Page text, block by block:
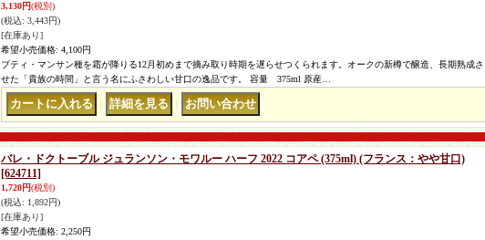
3,130円(税別)
(税込: 3,443円)
[在庫あり]
希望小売価格: 4,100円
プティ・マンサン種を霜が降りる12月初めまで摘み取り時期を遅らせつくられます。オークの新樽で醸造、長期熟成さ
せた「貴族の時間」と言う名にふさわしい甘口の逸品です。 容量 375ml 原産…
バレ・ドクトーブル ジュランソン・モワルー ハーフ 2022 コアペ (375ml) (フランス：やや甘口)
[624711]
1,720円(税別)
(税込: 1,892円)
[在庫あり]
希望小売価格: 2,250円